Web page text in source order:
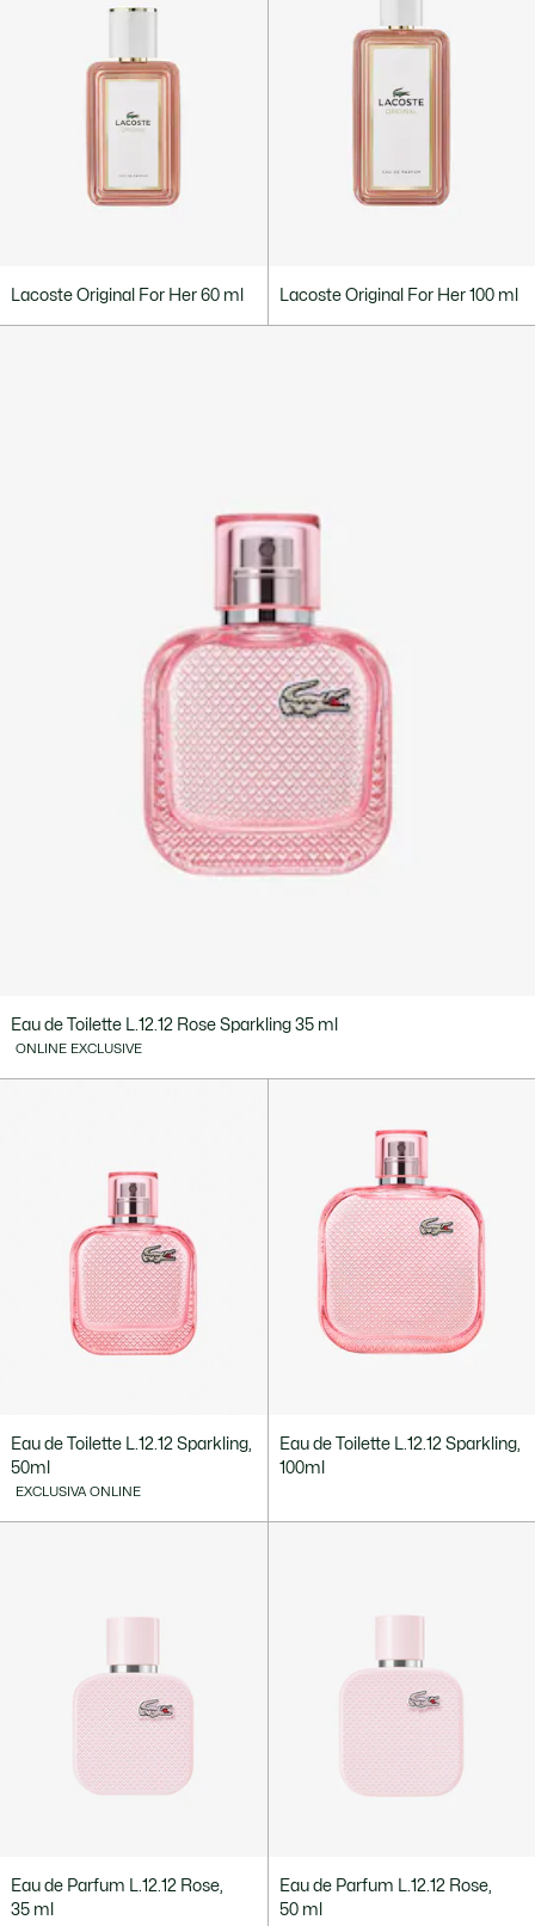
Lacoste Original For Her 60 ml Lacoste Original For Her 100 ml
Eau de Toilette L.12.12 Rose Sparkling 35 ml
ONLINE EXCLUSIVE
Eau de Toilette L.12.12 Sparkling,
50ml
EXCLUSIVA ONLINE
Eau de Toilette L.12.12 Sparkling,
100ml
Eau de Parfum L.12.12 Rose,
35 ml
Eau de Parfum L.12.12 Rose,
50 ml